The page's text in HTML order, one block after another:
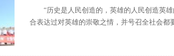
“历史是人民创造的，英雄的人民创造英
合表达过对英雄的崇敬之情，并号召全社会